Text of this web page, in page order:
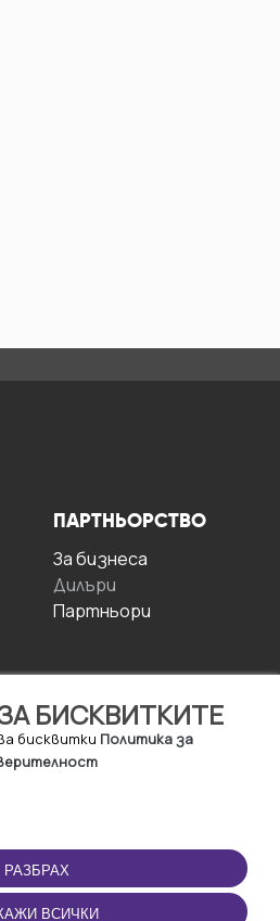
БИСКВИТКИТЕ
бисквитки Политика за
РАЗБРАХ
ВСИЧКИ
ПАРТНЬОРСТВО
За бизнесa
Дилъри
Партньори
ПРИЛОЖЕНИЕТО